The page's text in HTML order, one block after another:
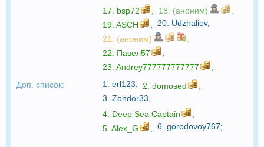
17. bsp72 18. (аноним)
19. ASCH 20. Udzhaliev,
21. (аноним)
22. Павел57
23. Andrey777777777777
;
Доп. список:
1. erl123 2. domosed
3. Zondor33
4. Deep Sea Captain
5. Alex_G 6. gorodovoy767;